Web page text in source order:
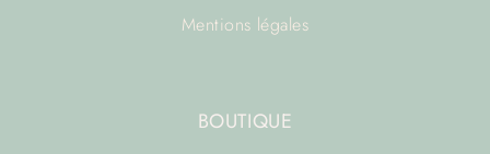
Mentions légales
BOUTIQUE